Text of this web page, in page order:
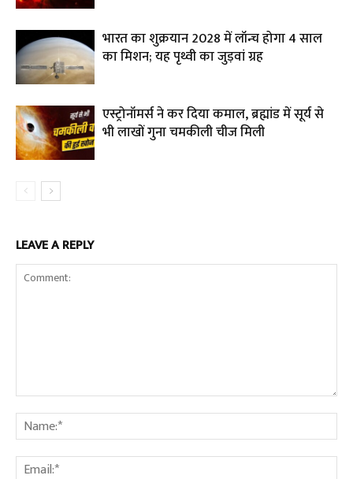
भारत का शुक्रयान 2028 में लॉन्च होगा 4 साल
का मिशन; यह पृथ्वी का जुड़वां ग्रह
एस्ट्रोनॉमर्स ने कर दिया कमाल, ब्रह्मांड में सूर्य से
भी लाखों गुना चमकीली चीज मिली
LEAVE A REPLY